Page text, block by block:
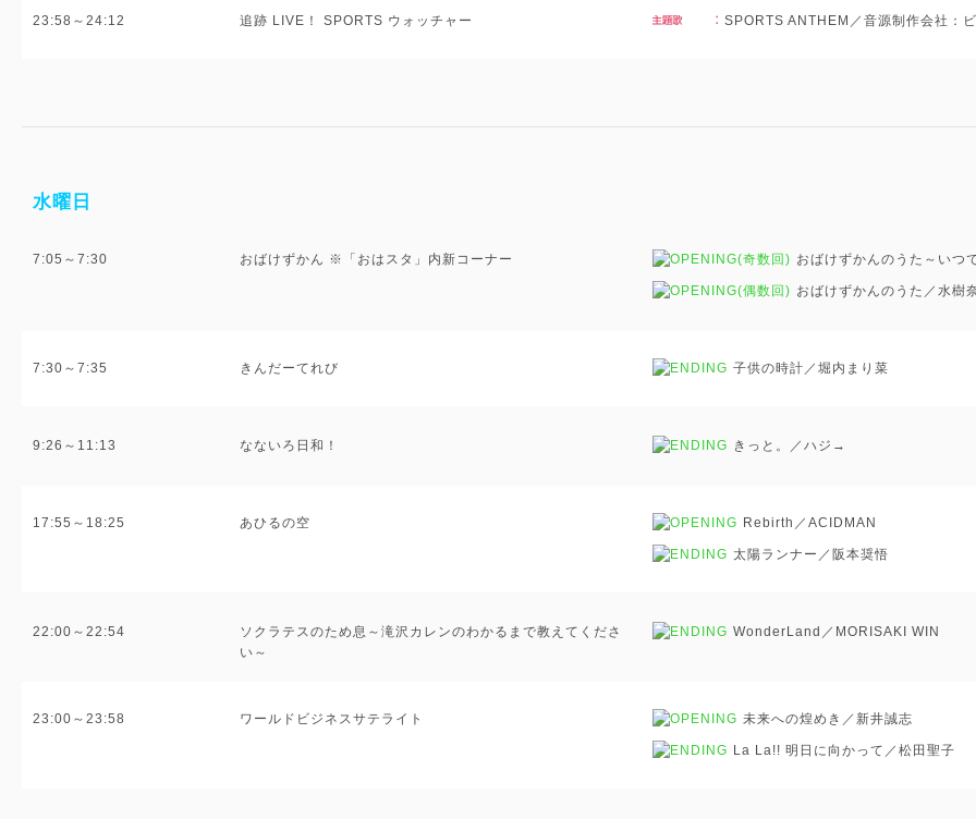
23:58～24:12 追跡 LIVE！ SPORTS ウォッチャー SPORTS ANTHEM／音源制作会社：
水曜日
7:05～7:30 おばけずかん ※「おはスタ」内新コーナー (奇数回) おばけずかんのうた～いつ
(偶数回) おばけずかんのうた／水樹
7:30～7:35 きんだーてれび 子供の時計／堀内まり菜
9:26～11:13 なないろ日和！ きっと。／ハジ→
17:55～18:25 あひるの空 Rebirth／ACIDMAN
太陽ランナー／阪本奨悟
22:00～22:54
ソクラテスのため息～滝沢カレンのわかるまで教えてくださ
い～
WonderLand／MORISAKI WIN
23:00～23:58 ワールドビジネスサテライト 未来への煌めき／新井誠志
La La!! 明日に向かって／松田聖子